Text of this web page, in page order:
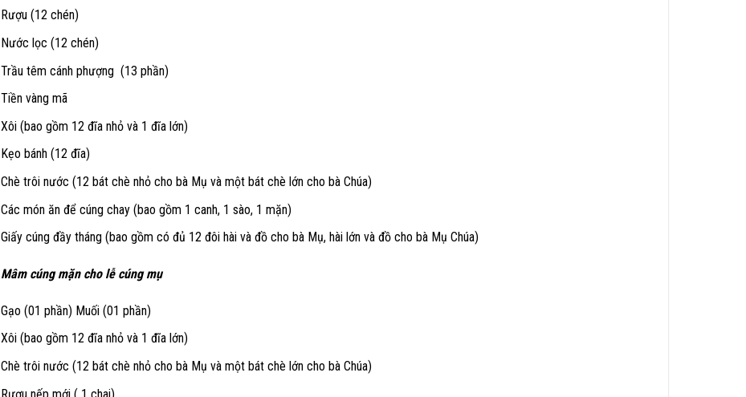
Rượu (12 chén)
Nước lọc (12 chén)
Trầu têm cánh phượng (13 phần)
Tiền vàng mã
Xôi (bao gồm 12 đĩa nhỏ và 1 đĩa lớn)
Kẹo bánh (12 đĩa)
Chè trôi nước (12 bát chè nhỏ cho bà Mụ và một bát chè lớn cho bà Chúa)
Các món ăn để cúng chay (bao gồm 1 canh, 1 sào, 1 mặn)
Giấy cúng đầy tháng (bao gồm có đủ 12 đôi hài và đồ cho bà Mụ, hài lớn và đồ cho bà Mụ Chúa)
Mâm cúng mặn cho lễ cúng mụ
Gạo (01 phần) Muối (01 phần)
Xôi (bao gồm 12 đĩa nhỏ và 1 đĩa lớn)
Chè trôi nước (12 bát chè nhỏ cho bà Mụ và một bát chè lớn cho bà Chúa)
Rượu nếp mới ( 1 chai)